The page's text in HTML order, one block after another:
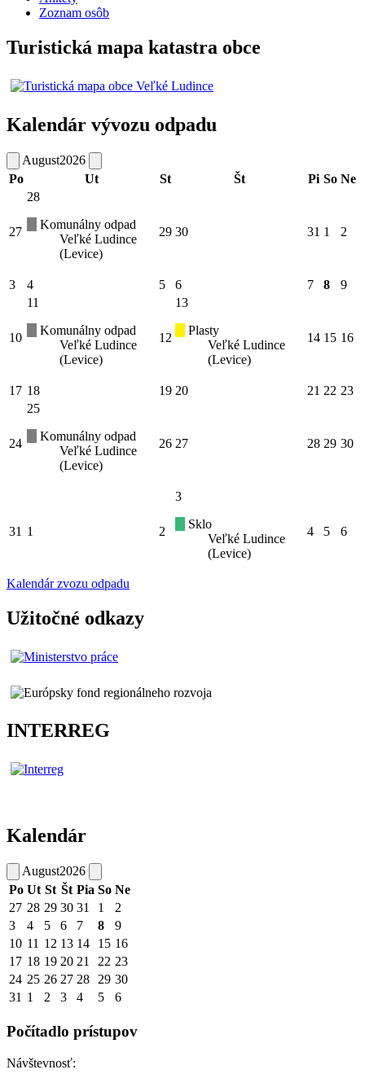
Zoznam osôb
Turistická mapa katastra obce
Kalendár vývozu odpadu
August2026
Po
Ut St Št Pi So Ne
27
28
Komunálny odpad
Veľké Ludince
(Levice)
29 30 31 1 2
3 4 5 6 7 8 9
10
11
Komunálny odpad
Veľké Ludince
(Levice)
12
13
Plasty
Veľké Ludince
(Levice)
14 15 16
17 18 19 20 21 22 23
24
25
Komunálny odpad
Veľké Ludince
(Levice)
26 27 28 29 30
31 1 2
3
Sklo
Veľké Ludince
(Levice)
4 5 6
Kalendár zvozu odpadu
Užitočné odkazy
INTERREG
Kalendár
August2026
Po Ut St Št Pia So Ne
27 28 29 30 31 1
2
3
4 5 6 7 8
9
10 11 12 13 14 15 16
17 18 19 20 21 22 23
24 25 26 27 28 29 30
31 1 2 3 4 5 6
Počítadlo prístupov
Návštevnosť: